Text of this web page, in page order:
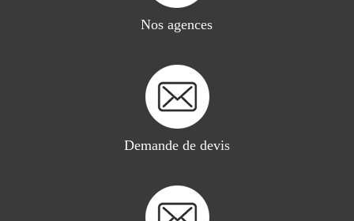
Nos agences
Demande de devis